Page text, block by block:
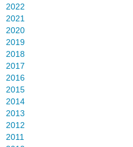
2022
2021
2020
2019
2018
2017
2016
2015
2014
2013
2012
2011